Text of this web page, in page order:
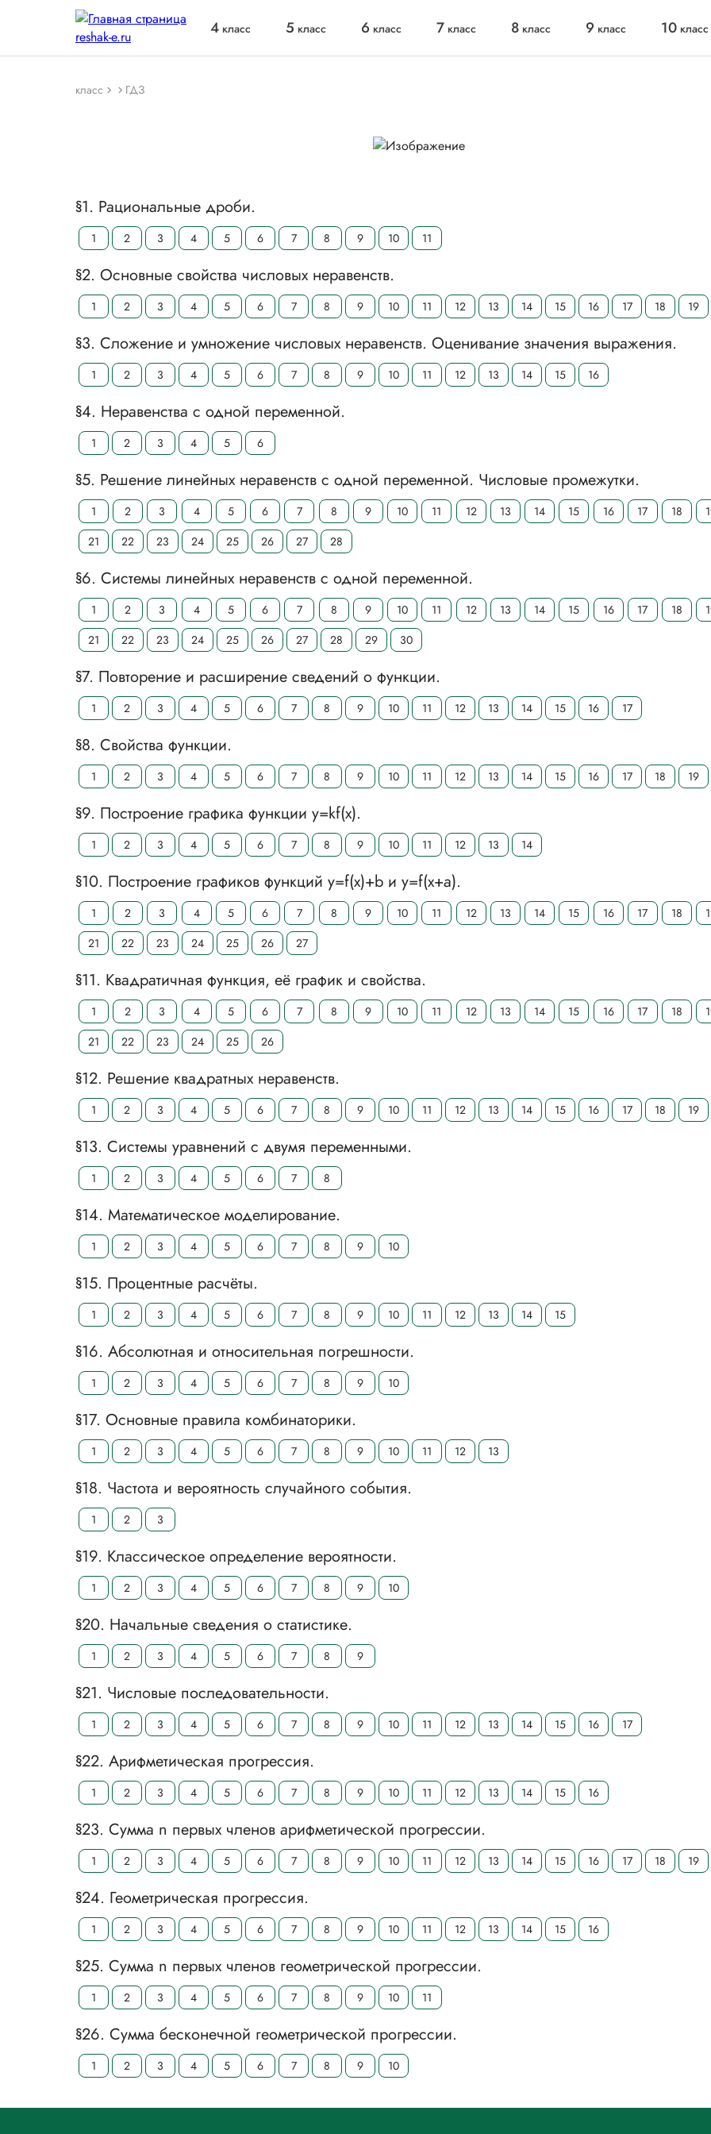
4 класс 5 класс 6 класс 7 класс 8 класс 9 класс 10 класс
класс ГДЗ
§1. Рациональные дроби.
1 2 3 4 5 6 7 8 9 10 11
§2. Основные свойства числовых неравенств.
1 2 3 4 5 6 7 8 9 10 11 12 13 14 15 16 17 18 19
§3. Сложение и умножение числовых неравенств. Оценивание значения выражения.
1 2 3 4 5 6 7 8 9 10 11 12 13 14 15 16
§4. Неравенства с одной переменной.
1 2 3 4 5 6
§5. Решение линейных неравенств с одной переменной. Числовые промежутки.
1 2 3 4 5 6 7 8 9 10 11 12 13 14 15 16 17 18
21
22 23 24 25 26 27 28
§6. Системы линейных неравенств с одной переменной.
1 2 3 4 5 6 7 8 9 10 11 12 13 14 15 16 17 18
21
22 23 24 25 26 27 28 29 30
§7. Повторение и расширение сведений о функции.
1 2 3 4 5 6 7 8 9 10 11 12 13 14 15 16 17
§8. Свойства функции.
1 2 3 4 5 6 7 8 9 10 11 12 13 14 15 16 17 18 19
§9. Построение графика функции у=kf(x).
1 2 3 4 5 6 7 8 9 10 11 12 13 14
§10. Построение графиков функций у=f(x)+b и у=f(х+а).
1 2 3 4 5 6 7 8 9 10 11 12 13 14 15 16 17 18
21
22 23 24 25 26 27
§11. Квадратичная функция, её график и свойства.
1 2 3 4 5 6 7 8 9 10 11 12 13 14 15 16 17 18
21
22 23 24 25 26
§12. Решение квадратных неравенств.
1 2 3 4 5 6 7 8 9 10 11 12 13 14 15 16 17 18 19
§13. Системы уравнений с двумя переменными.
1 2 3 4 5 6 7 8
§14. Математическое моделирование.
1 2 3 4 5 6 7 8 9 10
§15. Процентные расчёты.
1 2 3 4 5 6 7 8 9 10 11 12 13 14 15
§16. Абсолютная и относительная погрешности.
1 2 3 4 5 6 7 8 9 10
§17. Основные правила комбинаторики.
1 2 3 4 5 6 7 8 9 10 11 12 13
§18. Частота и вероятность случайного события.
1 2 3
§19. Классическое определение вероятности.
1 2 3 4 5 6 7 8 9 10
§20. Начальные сведения о статистике.
1 2 3 4 5 6 7 8 9
§21. Числовые последовательности.
1 2 3 4 5 6 7 8 9 10 11 12 13 14 15 16 17
§22. Арифметическая прогрессия.
1 2 3 4 5 6 7 8 9 10 11 12 13 14 15 16
§23. Сумма n первых членов арифметической прогрессии.
1 2 3 4 5 6 7 8 9 10 11 12 13 14 15 16 17 18 19
§24. Геометрическая прогрессия.
1 2 3 4 5 6 7 8 9 10 11 12 13 14 15 16
§25. Сумма n первых членов геометрической прогрессии.
1 2 3 4 5 6 7 8 9 10 11
§26. Сумма бесконечной геометрической прогрессии.
1 2 3 4 5 6 7 8 9 10